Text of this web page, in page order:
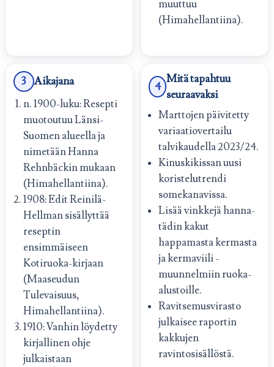
muuttuu
(Himahellantiina).
3 Aikajana
n. 1900-luku: Resepti
muotoutuu Länsi-
Suomen alueella ja
nimetään Hanna
Rehnbäckin mukaan
(Himahellantiina).
1908: Edit Reinilä-
Hellman sisällyttää
reseptin
ensimmäiseen
Kotiruoka-kirjaan
(Maaseudun
Tulevaisuus,
Himahellantiina).
1910: Vanhin löydetty
kirjallinen ohje
julkaistaan
4
Mitä tapahtuu
seuraavaksi
Marttojen päivitetty
variaatiovertailu
talvikaudella 2023/24.
Kinuskikissan uusi
koristelutrendi
somekanavissa.
Lisää vinkkejä hanna-
tädin kakut
happamasta kermasta
ja kermaviili -
muunnelmiin ruoka-
alustoille.
Ravitsemusvirasto
julkaisee raportin
kakkujen
ravintosisällöstä.